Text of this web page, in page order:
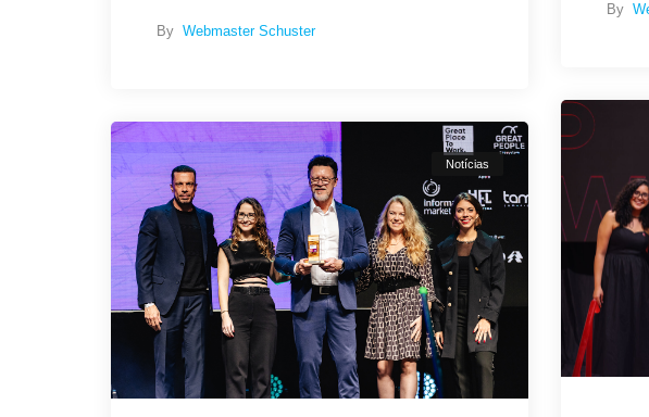
By Webmaster Schuster
By
Notícias